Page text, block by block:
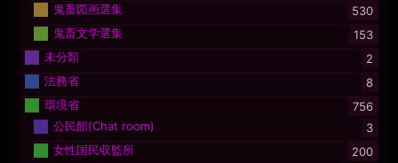
鬼畜図画選集
530
鬼畜文学選集
153
未分類
2
法務省
8
環境省
756
公民館(Chat room)
3
女性国民収監所
200